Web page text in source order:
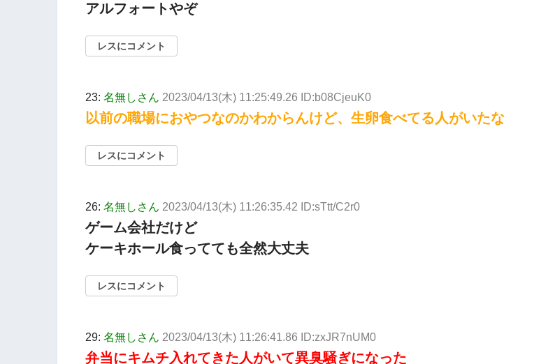
アルフォートやぞ
レスにコメント
23: 名無しさん 2023/04/13(木) 11:25:49.26 ID:b08CjeuK0
以前の職場におやつなのかわからんけど、生卵食べてる人がいたな
レスにコメント
26: 名無しさん 2023/04/13(木) 11:26:35.42 ID:sTtt/C2r0
ゲーム会社だけど
ケーキホール食ってても全然大丈夫
レスにコメント
29: 名無しさん 2023/04/13(木) 11:26:41.86 ID:zxJR7nUM0
弁当にキムチ入れてきた人がいて異臭騒ぎになった